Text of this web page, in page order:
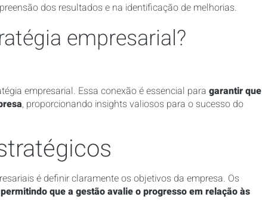
dos resultados e na identificação de melhorias.
empresarial?
empresarial. Essa conexão é essencial para garantir que
, proporcionando insights valiosos para o sucesso do
é definir claramente os objetivos da empresa. Os
permitindo que a gestão avalie o progresso em relação às